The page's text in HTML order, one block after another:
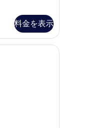
料金を表示
シーツ、高級寝具、羽毛の掛け